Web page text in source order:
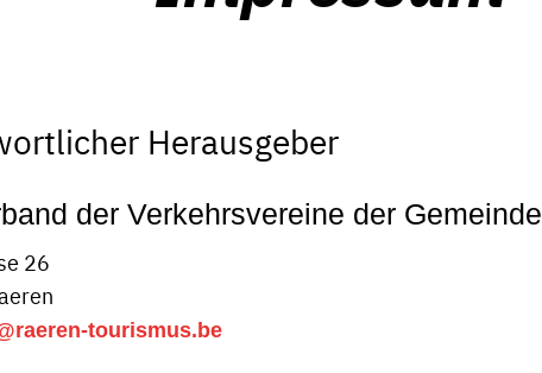
Herausgeber
der Verkehrsvereine der Gemeinde
26
tourismus.be